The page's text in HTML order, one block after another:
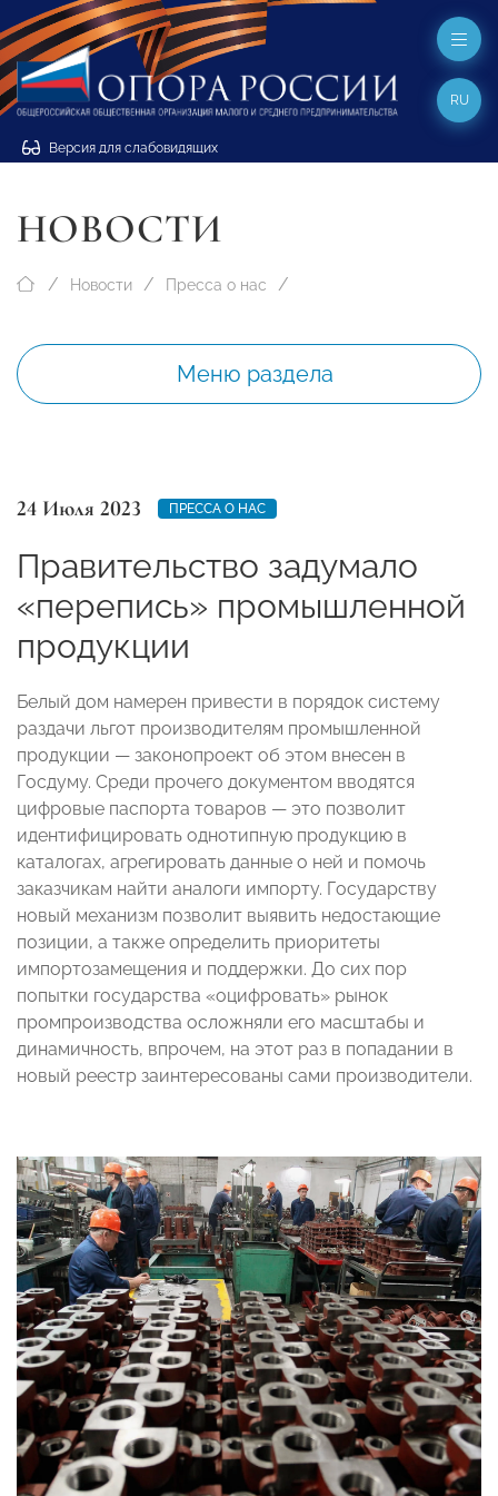
Версия для слабовидящих
RU
НОВОСТИ
Новости Пресса о нас
Меню раздела
24 Июля 2023 ПРЕССА О НАС
Правительство задумало
«перепись» промышленной
продукции
Белый дом намерен привести в порядок систему
раздачи льгот производителям промышленной
продукции — законопроект об этом внесен в
Госдуму. Среди прочего документом вводятся
цифровые паспорта товаров — это позволит
идентифицировать однотипную продукцию в
каталогах, агрегировать данные о ней и помочь
заказчикам найти аналоги импорту. Государству
новый механизм позволит выявить недостающие
позиции, а также определить приоритеты
импортозамещения и поддержки. До сих пор
попытки государства «оцифровать» рынок
промпроизводства осложняли его масштабы и
динамичность, впрочем, на этот раз в попадании в
новый реестр заинтересованы сами производители.